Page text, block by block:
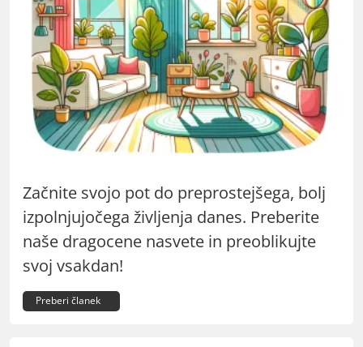
Začnite svojo pot do preprostejšega, bolj
izpolnjujočega življenja danes. Preberite
naše dragocene nasvete in preoblikujte
svoj vsakdan!
Preberi članek